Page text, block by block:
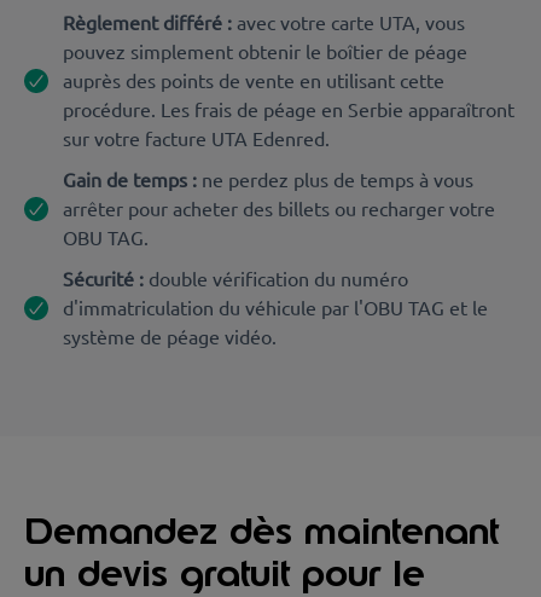
Règlement différé : avec votre carte UTA, vous
pouvez simplement obtenir le boîtier de péage
auprès des points de vente en utilisant cette
procédure. Les frais de péage en Serbie apparaîtront
sur votre facture UTA Edenred.
Gain de temps : ne perdez plus de temps à vous
arrêter pour acheter des billets ou recharger votre
OBU TAG.
Sécurité : double vérification du numéro
d'immatriculation du véhicule par l'OBU TAG et le
système de péage vidéo.
Demandez dès maintenant
un devis gratuit pour le